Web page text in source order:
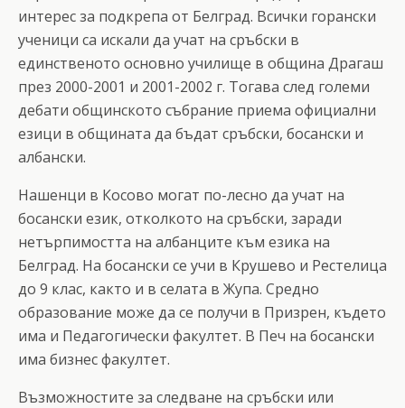
интерес за подкрепа от Белград. Всички горански
ученици са искали да учат на сръбски в
единственото основно училище в община Драгаш
през 2000-2001 и 2001-2002 г. Тогава след големи
дебати общинското събрание приема официални
езици в общината да бъдат сръбски, босански и
албански.
Нашенци в Косово могат по-лесно да учат на
босански език, отколкото на сръбски, заради
нетърпимостта на албанците към езика на
Белград. На босански се учи в Крушево и Рестелица
до 9 клас, както и в селата в Жупа. Средно
образование може да се получи в Призрен, където
има и Педагогически факултет. В Печ на босански
има бизнес факултет.
Възможностите за следване на сръбски или